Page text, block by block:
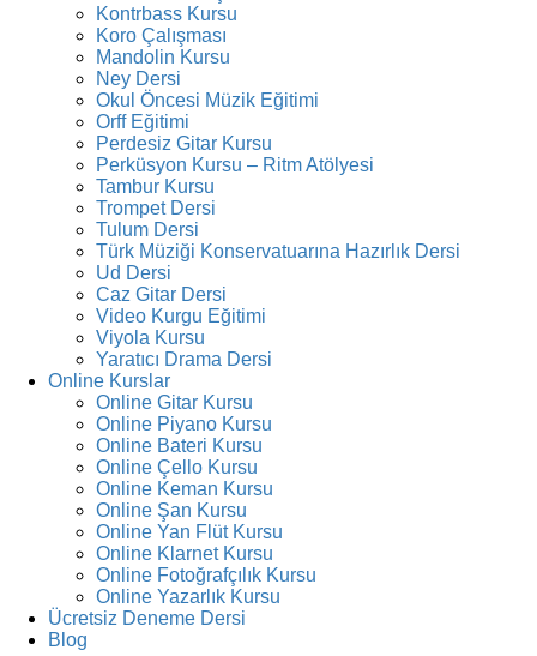
Kontrbass Kursu
Koro Çalışması
Mandolin Kursu
Ney Dersi
Okul Öncesi Müzik Eğitimi
Orff Eğitimi
Perdesiz Gitar Kursu
Perküsyon Kursu – Ritm Atölyesi
Tambur Kursu
Trompet Dersi
Tulum Dersi
Türk Müziği Konservatuarına Hazırlık Dersi
Ud Dersi
Caz Gitar Dersi
Video Kurgu Eğitimi
Viyola Kursu
Yaratıcı Drama Dersi
Online Kurslar
Online Gitar Kursu
Online Piyano Kursu
Online Bateri Kursu
Online Çello Kursu
Online Keman Kursu
Online Şan Kursu
Online Yan Flüt Kursu
Online Klarnet Kursu
Online Fotoğrafçılık Kursu
Online Yazarlık Kursu
Ücretsiz Deneme Dersi
Blog